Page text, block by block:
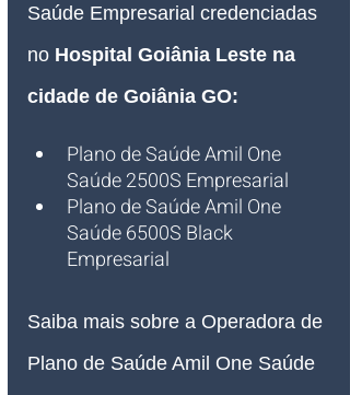
Saúde Empresarial credenciadas
no Hospital Goiânia Leste na
cidade de Goiânia GO:
Plano de Saúde Amil One
Saúde 2500S Empresarial
Plano de Saúde Amil One
Saúde 6500S Black
Empresarial
Saiba mais sobre a Operadora de
Plano de Saúde Amil One Saúde